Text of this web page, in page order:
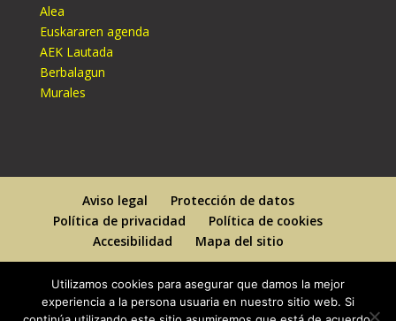
Alea
Euskararen agenda
AEK Lautada
Berbalagun
Murales
Aviso legal
Protección de datos
Política de privacidad
Política de cookies
Accesibilidad
Mapa del sitio
Utilizamos cookies para asegurar que damos la mejor
experiencia a la persona usuaria en nuestro sitio web. Si